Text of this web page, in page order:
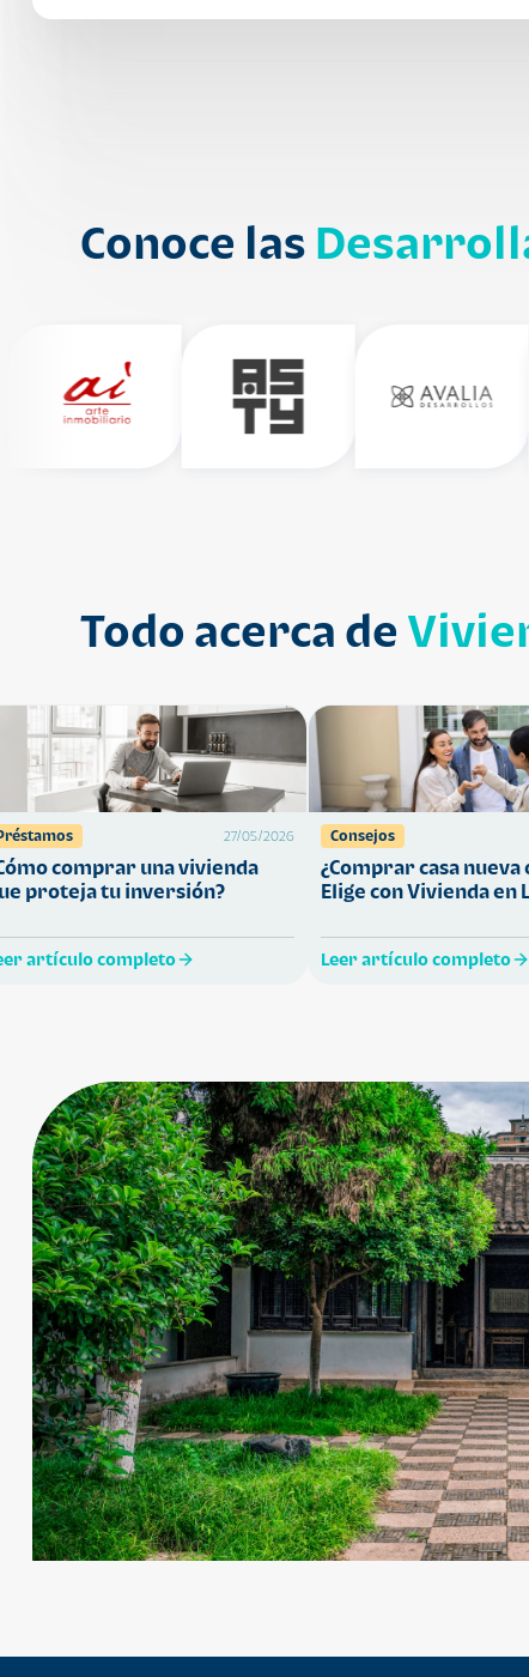
Conoce las
Todo acerca de
27/05/2026
comprar una vivienda
proteja tu inversión?
artículo completo
Consejos
¿Comprar casa nueva
Elige con Vivienda en
Leer artículo completo